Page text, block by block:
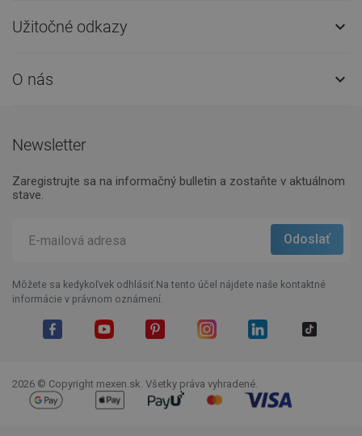
Užitočné odkazy 
O nás 
Newsletter
Zaregistrujte sa na informačný bulletin a zostaňte v aktuálnom
stave.
Môžete sa kedykoľvek odhlásiť.Na tento účel nájdete naše kontaktné
informácie v právnom oznámení.
2026 © Copyright mexen.sk. Všetky práva vyhradené.